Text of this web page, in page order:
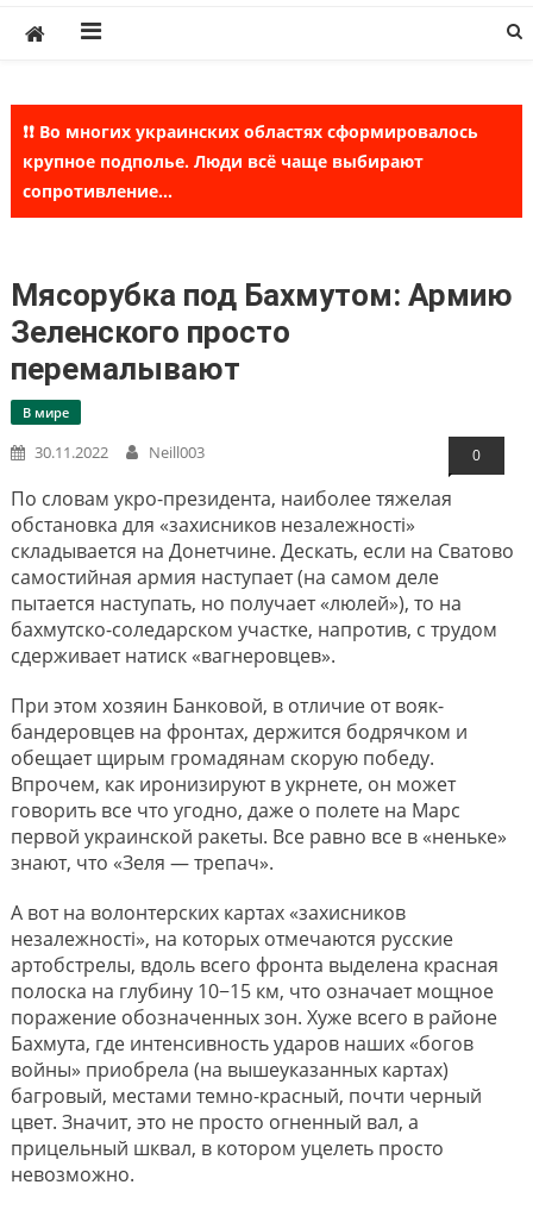
❗❗ Во многих украинских областях сформировалось
крупное подполье. Люди всё чаще выбирают
сопротивление...
Мясорубка под Бахмутом: Армию
Зеленского просто
перемалывают
В мире
30.11.2022 Neill003 0
По словам укро-президента, наиболее тяжелая
обстановка для «захисников незалежностi»
складывается на Донетчине. Дескать, если на Сватово
самостийная армия наступает (на самом деле
пытается наступать, но получает «люлей»), то на
бахмутско-соледарском участке, напротив, с трудом
сдерживает натиск «вагнеровцев».
При этом хозяин Банковой, в отличие от вояк-
бандеровцев на фронтах, держится бодрячком и
обещает щирым громадянам скорую победу.
Впрочем, как иронизируют в укрнете, он может
говорить все что угодно, даже о полете на Марс
первой украинской ракеты. Все равно все в «неньке»
знают, что «Зеля — трепач».
А вот на волонтерских картах «захисников
незалежностi», на которых отмечаются русские
артобстрелы, вдоль всего фронта выделена красная
полоска на глубину 10−15 км, что означает мощное
поражение обозначенных зон. Хуже всего в районе
Бахмута, где интенсивность ударов наших «богов
войны» приобрела (на вышеуказанных картах)
багровый, местами темно-красный, почти черный
цвет. Значит, это не просто огненный вал, а
прицельный шквал, в котором уцелеть просто
невозможно.